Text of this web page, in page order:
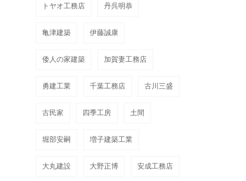
トヤオ工務店 丹呉明恭
亀津建築 伊藤誠康
倭人の家建築 加賀妻工務店
勇建工業 千葉工務店 古川三盛
古民家 四季工房 土間
堀部安嗣 増子建築工業
大丸建設 大野正博 安成工務店